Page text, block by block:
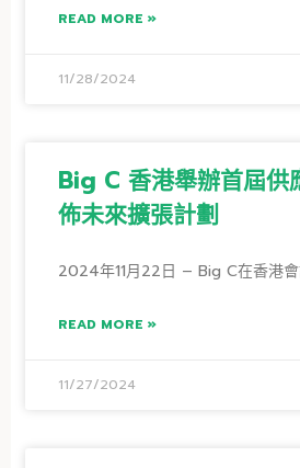
READ MORE »
11/28/2024
Big C 香港舉辦首屆供
佈未來擴張計劃
2024年11月22日 – Big C在香港
READ MORE »
11/27/2024